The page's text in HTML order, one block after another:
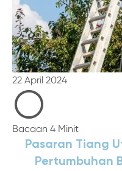
22 April 2024
Bacaan 4 Minit
Pasaran Tiang
Pertumbuhan